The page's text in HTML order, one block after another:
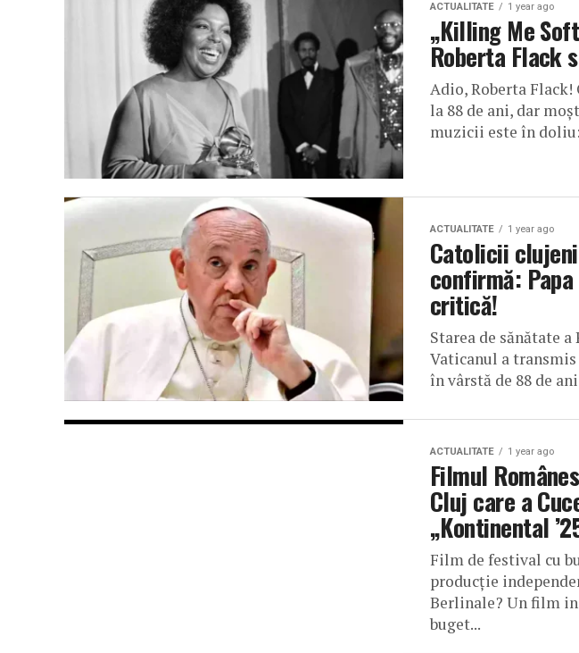
ACTUALITATE 1 year ago
„Killing Me
Roberta Flack
Adio, Roberta
la 88 de ani, dar
muzicii este în
ACTUALITATE 1 year ago
Catolicii
confirmă:
critică!
Starea de sănătate
Vaticanul a transmis
în vârstă de 88 de
ACTUALITATE 1 year ago
Filmul
Cluj care a
„Kontinental
Film de festival cu
producție
Berlinale? Un film
buget...